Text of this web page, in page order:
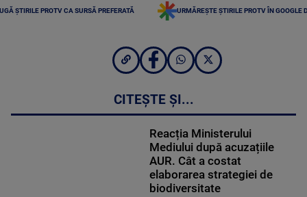
ȘTIRILE PROTV CA SURSĂ PREFERATĂ URMĂREȘTE ȘTIRILE PROTV ÎN GOOGLE
CITEȘTE ȘI...
Reacția Ministerului
Mediului după acuzațiile
AUR. Cât a costat
elaborarea strategiei de
biodiversitate